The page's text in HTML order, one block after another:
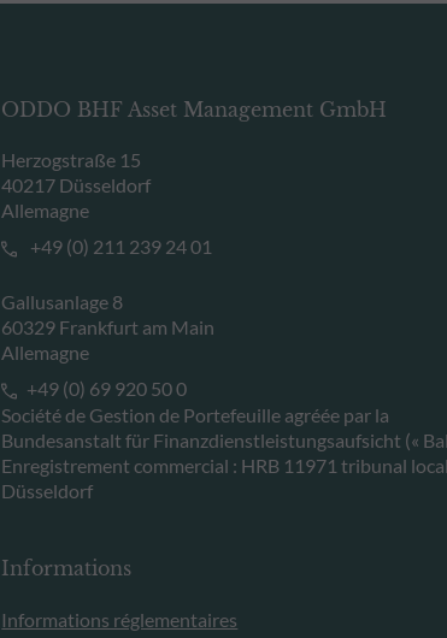
ODDO BHF Asset Management GmbH
Herzogstraße 15
40217 Düsseldorf
Allemagne
+49 (0) 211 239 24 01
Gallusanlage 8
60329 Frankfurt am Main
Allemagne
+49 (0) 69 920 50 0
Société de Gestion de Portefeuille agréée par la
Bundesanstalt für Finanzdienstleistungsaufsicht («
Enregistrement commercial : HRB 11971 tribunal
Düsseldorf
Informations
Informations réglementaires